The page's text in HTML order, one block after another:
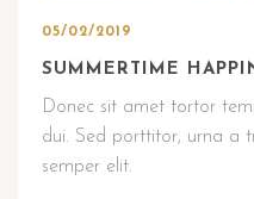
05/02/2019
SUMMERTIME
Donec sit amet tortor
dui. Sed porttitor, urna a
semper elit.